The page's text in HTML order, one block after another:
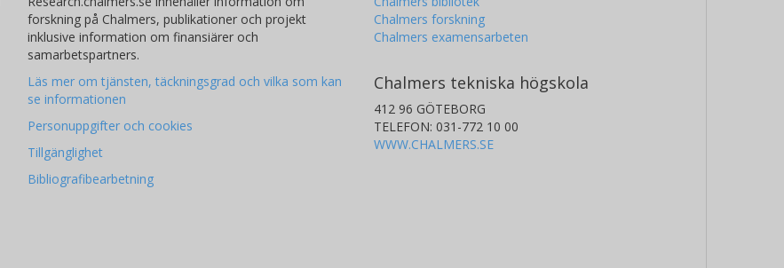
forskning på Chalmers, publikationer och projekt
inklusive information om finansiärer och
samarbetspartners.
Läs mer om tjänsten, täckningsgrad och vilka som kan
se informationen
Personuppgifter och cookies
Tillgänglighet
Bibliografibearbetning
Chalmers forskning
Chalmers examensarbeten
Chalmers tekniska högskola
412 96 GÖTEBORG
TELEFON: 031-772 10 00
WWW.CHALMERS.SE